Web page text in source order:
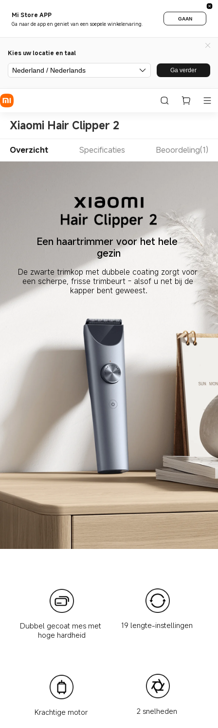
Mi Store APP
Ga naar de app en geniet van een soepele winkelervaring.
GAAN
Kies uw locatie en taal
Nederland / Nederlands Ga verder
Xiaomi Hair Clipper 2
Overzicht Specificaties Beoordeling(1)
Een haartrimmer voor het hele
gezin
De zwarte trimkop met dubbele coating zorgt voor
een scherpe, frisse trimbeurt - alsof u net bij de
kapper bent geweest.
Dubbel gecoat mes met
hoge hardheid
19 lengte-instellingen
Krachtige motor 2 snelheden